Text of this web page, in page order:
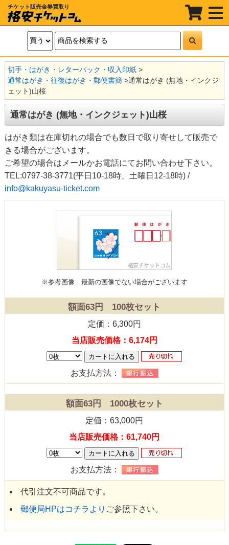
チケット販売金券買取り
t
o
g
n
a
i
t
n
切手・はがき・レターパック・収入印紙>
通常はがき・往復はがき・郵便書簡 >通常はがき (無地・インクジ
ェット)山桜
通常はがき (無地・インクジェット)山桜
はがき類は在庫切れの場合でも数日で取り寄せして販売で
きる場合がございます。
ご希望の場合はメールかお電話にてお問い合わせ下さい。
TEL:0797-38-3771(平日10-18時、土曜日12-18時) /
info@kakuyasu-ticket.com
※参考画像 最新の画像でない場合がございます
額面63円 100枚セット
定価：6,300円
当店販売価格：6,174円
お支払方法：
額面63円 1000枚セット
定価：63,000円
当店販売価格：61,740円
お支払方法：
代引注文不可商品です。
郵便局HPはコチラより ご参照下さい。